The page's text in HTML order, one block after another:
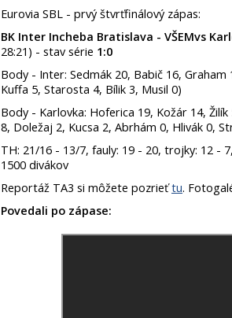
Eurovia SBL - prvý štvrťfinálový zápas:
BK Inter Incheba Bratislava - VŠEMvs
28:21) - stav série 1:0
Body - Inter: Sedmák 20, Babič 16,
Kuffa 5, Starosta 4, Bílik 3, Musil 0)
Body - Karlovka: Hoferica 19, Kožár 14,
8, Doležaj 2, Kucsa 2, Abrhám 0, Hlivák 0,
TH: 21/16 - 13/7, fauly: 19 - 20, trojky: 12 -
1500 divákov
Reportáž TA3 si môžete pozrieťtu.
Povedali po zápase: